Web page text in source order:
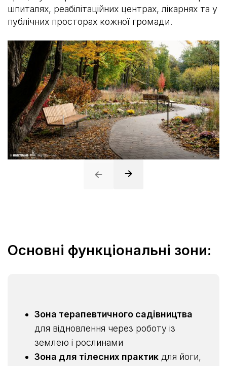
шпиталях, реабілітаційних центрах, лікарнях та у
публічних просторах кожної громади.
Основні функціональні зони:
Зона терапевтичного садівництва
для відновлення через роботу із
землею і рослинами
Зона для тілесних практикдля йоги,